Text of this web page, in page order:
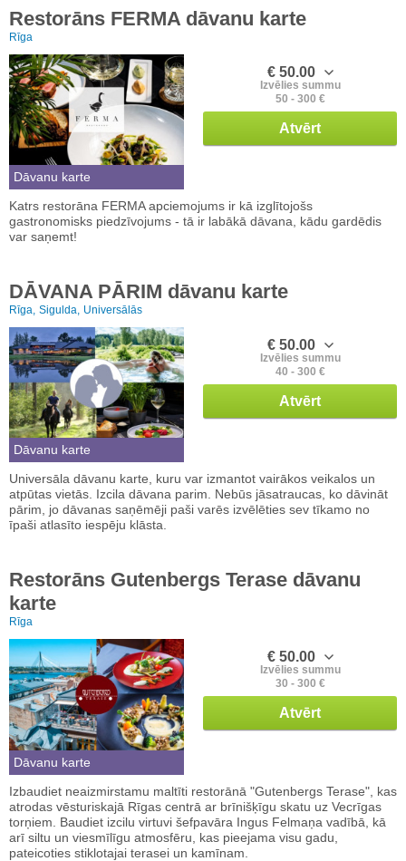
Restorāns FERMA dāvanu karte
Rīga
Dāvanu karte
€ 50.00
Izvēlies summu
50 - 300 €
Atvērt
Katrs restorāna FERMA apciemojums ir kā izglītojošs
gastronomisks piedzīvojums - tā ir labākā dāvana, kādu gardēdis
var saņemt!
DĀVANA PĀRIM dāvanu karte
Rīga, Sigulda, Universālās
Dāvanu karte
€ 50.00
Izvēlies summu
40 - 300 €
Atvērt
Universāla dāvanu karte, kuru var izmantot vairākos veikalos un
atpūtas vietās. Izcila dāvana parim. Nebūs jāsatraucas, ko dāvināt
pārim, jo dāvanas saņēmēji paši varēs izvēlēties sev tīkamo no
īpaši atlasīto iespēju klāsta.
Restorāns Gutenbergs Terase dāvanu
karte
Rīga
Dāvanu karte
€ 50.00
Izvēlies summu
30 - 300 €
Atvērt
Izbaudiet neaizmirstamu maltīti restorānā "Gutenbergs Terase", kas
atrodas vēsturiskajā Rīgas centrā ar brīnišķīgu skatu uz Vecrīgas
torņiem. Baudiet izcilu virtuvi šefpavāra Ingus Felmaņa vadībā, kā
arī siltu un viesmīlīgu atmosfēru, kas pieejama visu gadu,
pateicoties stiklotajai terasei un kamīnam.